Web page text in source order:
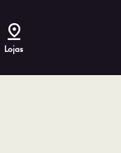
Lojas